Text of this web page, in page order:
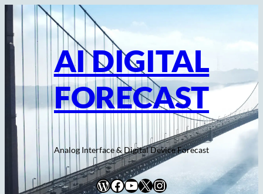
を
AI DIGITAL
FORECAST
Analog Interface & Digital Device Forecast
WordPress
Facebook
YouTube
X Instagram